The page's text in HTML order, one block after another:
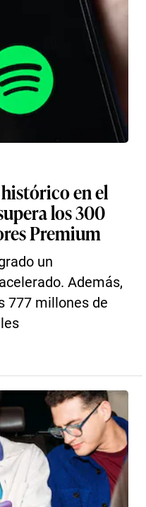
en el
los 300
Premium
un
Además,
777 millones de